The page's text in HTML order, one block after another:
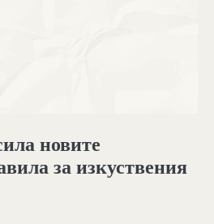
новите
за изкуствения